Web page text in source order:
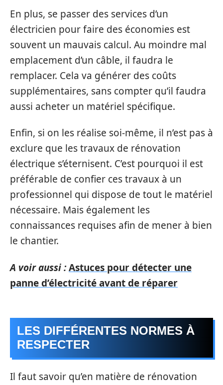
En plus, se passer des services d’un
électricien pour faire des économies est
souvent un mauvais calcul. Au moindre mal
emplacement d’un câble, il faudra le
remplacer. Cela va générer des coûts
supplémentaires, sans compter qu’il faudra
aussi acheter un matériel spécifique.
Enfin, si on les réalise soi-même, il n’est pas à
exclure que les travaux de rénovation
électrique s’éternisent. C’est pourquoi il est
préférable de confier ces travaux à un
professionnel qui dispose de tout le matériel
nécessaire. Mais également les
connaissances requises afin de mener à bien
le chantier.
A voir aussi :Astuces pour détecter une
panne d’électricité avant de réparer
LES DIFFÉRENTES NORMES À
RESPECTER
Il faut savoir qu’en matière de rénovation